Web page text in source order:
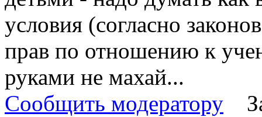
условия (согласно
прав по отношению к
руками не махай...
Сообщить модератору